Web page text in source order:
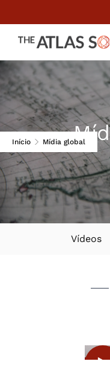
Início Mídia global
Vídeos